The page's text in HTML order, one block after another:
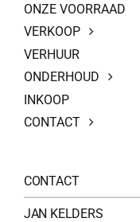
ONZE VOORRAAD
VERKOOP
VERHUUR
ONDERHOUD
INKOOP
CONTACT
CONTACT
JAN KELDERS